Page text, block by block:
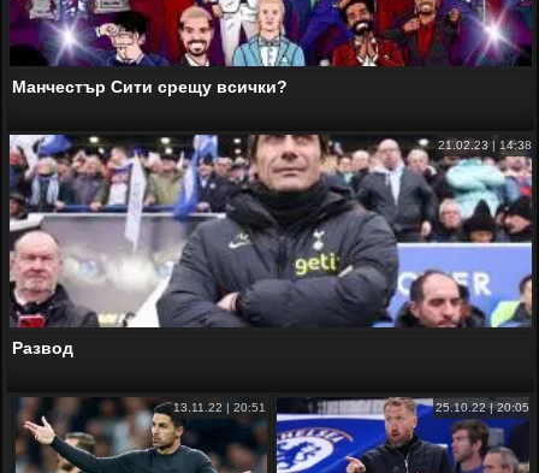
Манчестър Сити срещу всички?
21.02.23 | 14:38
Развод
13.11.22 | 20:51 25.10.22 | 20:05